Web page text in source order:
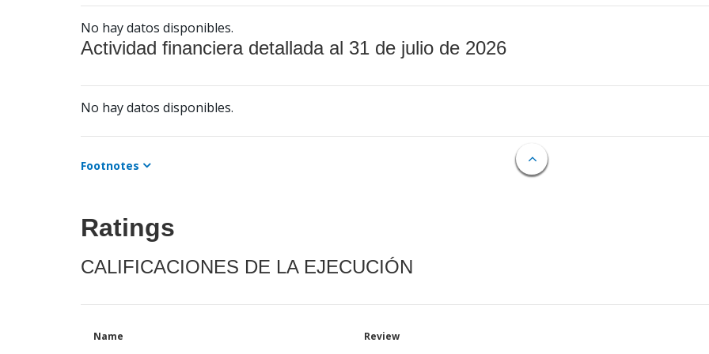
No hay datos disponibles.
Actividad financiera detallada al 31 de julio de 2026
No hay datos disponibles.
Footnotes
Ratings
CALIFICACIONES DE LA EJECUCIÓN
Name Review